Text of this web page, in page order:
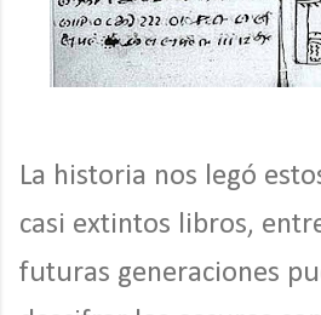
La historia nos legó
casi extintos libros,
futuras generaciones